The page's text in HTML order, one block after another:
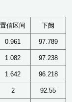
置信区间 下阙
0.961 97.789
1.082 97.238
1.642 96.218
2 92.55